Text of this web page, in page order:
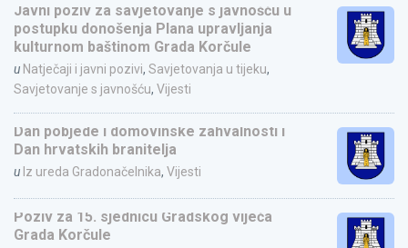
Javni poziv za savjetovanje s javnošću u
postupku donošenja Plana upravljanja
kulturnom baštinom Grada Korčule
u Natječaji i javni pozivi, Savjetovanja u tijeku,
Savjetovanje s javnošću, Vijesti
Dan pobjede i domovinske zahvalnosti i
Dan hrvatskih branitelja
u Iz ureda Gradonačelnika, Vijesti
Poziv za 15. sjednicu Gradskog vijeća
Grada Korčule